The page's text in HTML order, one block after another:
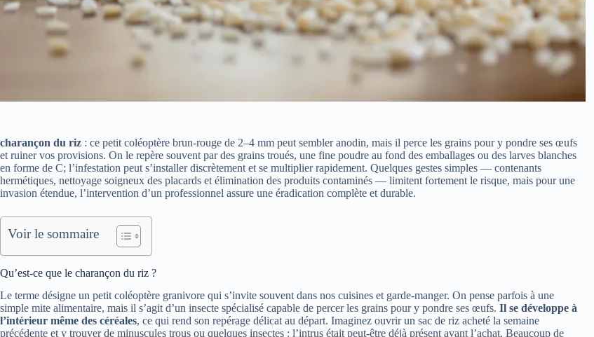
charançon du riz : ce petit coléoptère brun-rouge de 2–4 mm peut sembler anodin, mais il perce les grains pour y pondre ses œufs
et ruiner vos provisions. On le repère souvent par des grains troués, une fine poudre au fond des emballages ou des larves blanches
en forme de C; l’infestation peut s’installer discrètement et se multiplier rapidement. Quelques gestes simples — contenants
hermétiques, nettoyage soigneux des placards et élimination des produits contaminés — limitent fortement le risque, mais pour une
invasion étendue, l’intervention d’un professionnel assure une éradication complète et durable.
Voir le sommaire
Qu’est-ce que le charançon du riz ?
Le terme désigne un petit coléoptère granivore qui s’invite souvent dans nos cuisines et garde-manger. On pense parfois à une
simple mite alimentaire, mais il s’agit d’un insecte spécialisé capable de percer les grains pour y pondre ses œufs. Il se développe à
l’intérieur même des céréales, ce qui rend son repérage délicat au départ. Imaginez ouvrir un sac de riz acheté la semaine
précédente et y trouver de minuscules trous ou quelques insectes : l’intrus était peut‑être déjà présent avant l’achat. Beaucoup de